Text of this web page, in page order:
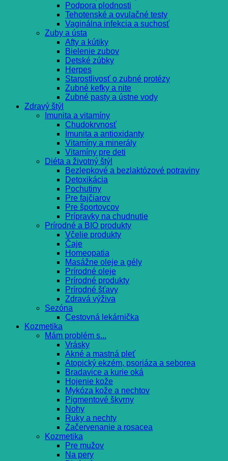
Podpora plodnosti
Tehotenské a ovulačné testy
Vaginálna infekcia a suchosť
Zuby a ústa
Afty a kútiky
Bielenie zubov
Detské zúbky
Herpes
Starostlivosť o zubné protézy
Zubné kefky a nite
Zubné pasty a ústne vody
Zdravý štýl
Imunita a vitamíny
Chudokrvnosť
Imunita a antioxidanty
Vitamíny a minerály
Vitamíny pre deti
Diéta a životný štýl
Bezlepkové a bezlaktózové potraviny
Detoxikácia
Pochutiny
Pre fajčiarov
Pre športovcov
Prípravky na chudnutie
Prírodné a BIO produkty
Včelie produkty
Čaje
Homeopatia
Masážne oleje a gély
Prírodné oleje
Prírodné produkty
Prírodné šťavy
Zdravá výživa
Sezóna
Cestovná lekárnička
Kozmetika
Mám problém s...
Vrásky
Akné a mastná pleť
Atopický ekzém, psoriáza a seborea
Bradavice a kurie oká
Hojenie kože
Mykóza kože a nechtov
Pigmentové škvrny
Nohy
Ruky a nechty
Začervenanie a rosacea
Kozmetika
Pre mužov
Na pery